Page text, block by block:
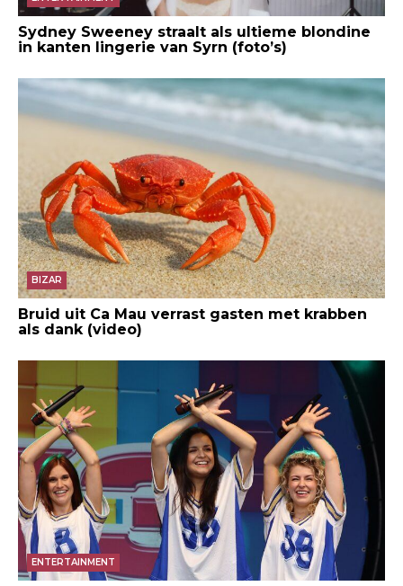
Sydney Sweeney straalt als ultieme blondine
in kanten lingerie van Syrn (foto’s)
BIZAR
Bruid uit Ca Mau verrast gasten met krabben
als dank (video)
ENTERTAINMENT